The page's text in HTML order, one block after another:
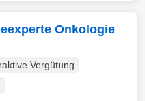
Onkologie
Vergütung